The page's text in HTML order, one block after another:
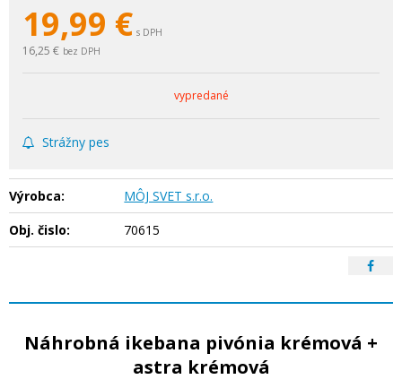
19,99 € s DPH
16,25 € bez DPH
vypredané
Strážny pes
Výrobca:
MÔJ SVET s.r.o.
Obj. čislo:
70615
Náhrobná ikebana pivónia krémová +
astra krémová